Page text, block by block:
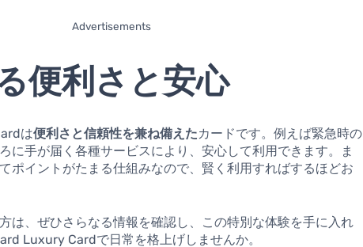
Advertisements
便利さと安心
は便利さと信頼性を兼ね備えたカードです。例えば緊急時の
に手が届く各種サービスにより、安心して利用できます。ま
ポイントがたまる仕組みなので、賢く利用すればするほどお
は、ぜひさらなる情報を確認し、この特別な体験を手に入れ
Luxury Cardで日常を格上げしませんか。